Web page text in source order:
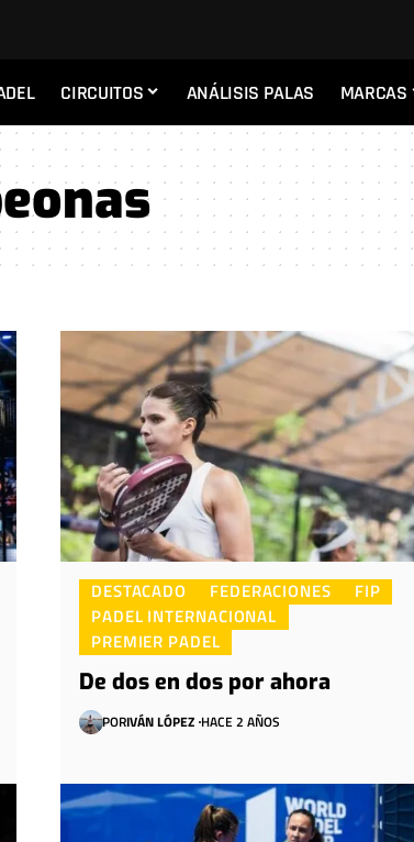
CIRCUITOS ANÁLISIS PALAS MARCAS
DESTACADO FEDERACIONES
FIP
PADEL INTERNACIONAL
PREMIER PADEL
De dos en dos por ahora
PORIVÁN LÓPEZ HACE 2 AÑOS